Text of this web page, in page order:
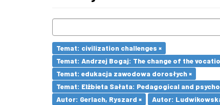
Temat: civilization challenges ×
Temat: Andrzej Bogaj: The change of the
Temat: edukacja zawodowa dorosłych ×
Temat: Elżbieta Sałata: Pedagogical and
Autor: Gerlach, Ryszard ×
Autor: